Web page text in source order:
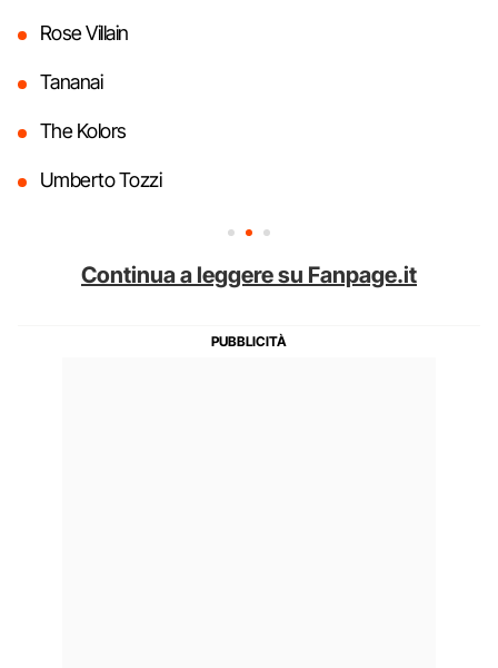
Rose Villain
Tananai
The Kolors
Umberto Tozzi
Continua a leggere su Fanpage.it